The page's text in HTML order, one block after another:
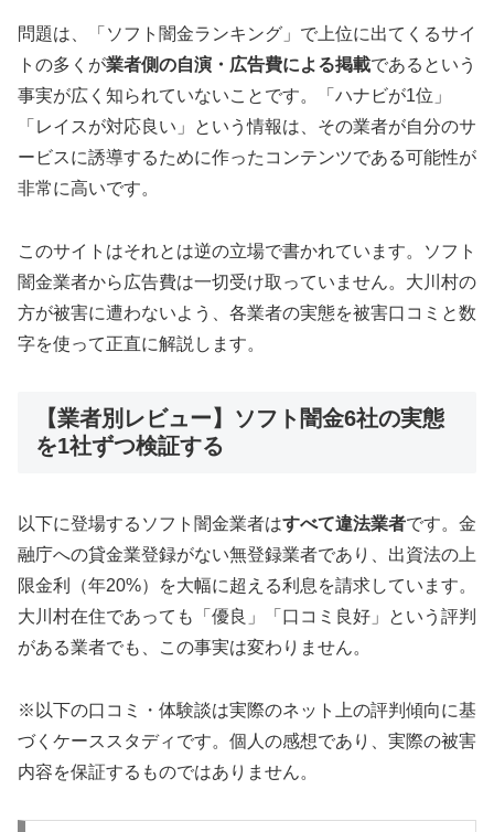
問題は、「ソフト闇金ランキング」で上位に出てくるサイ
トの多くが業者側の自演・広告費による掲載であるという
事実が広く知られていないことです。「ハナビが1位」
「レイスが対応良い」という情報は、その業者が自分のサ
ービスに誘導するために作ったコンテンツである可能性が
非常に高いです。
このサイトはそれとは逆の立場で書かれています。ソフト
闇金業者から広告費は一切受け取っていません。大川村の
方が被害に遭わないよう、各業者の実態を被害口コミと数
字を使って正直に解説します。
【業者別レビュー】ソフト闇金6社の実態
を1社ずつ検証する
以下に登場するソフト闇金業者はすべて違法業者です。金
融庁への貸金業登録がない無登録業者であり、出資法の上
限金利（年20%）を大幅に超える利息を請求しています。
大川村在住であっても「優良」「口コミ良好」という評判
がある業者でも、この事実は変わりません。
※以下の口コミ・体験談は実際のネット上の評判傾向に基
づくケーススタディです。個人の感想であり、実際の被害
内容を保証するものではありません。